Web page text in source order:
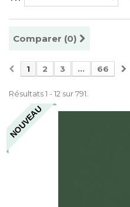
Comparer (0)
1 2 3 ... 66
Résultats 1 - 12 sur 791.
NOUVEAU